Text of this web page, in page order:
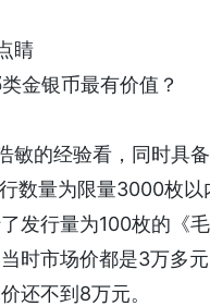
银币最有价值？
的经验看，同时具备
数量为限量3000枚
发行量为100枚的《
时市场价都是3万多
还不到8万元。